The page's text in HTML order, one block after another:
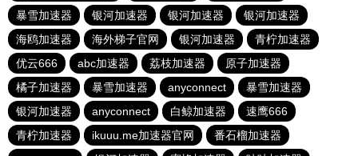
暴雪加速器
银河加速器 银河加速器
银河加速器
海鸥加速器
海外梯子官网 银河加速器
青柠加速器
优云666
abc加速器 荔枝加速器
原子加速器
橘子加速器
暴雪加速器 anyconnect
暴雪加速器
银河加速器
anyconnect 白鲸加速器
速鹰666
青柠加速器
ikuuu.me加速器官网
番石榴加速器